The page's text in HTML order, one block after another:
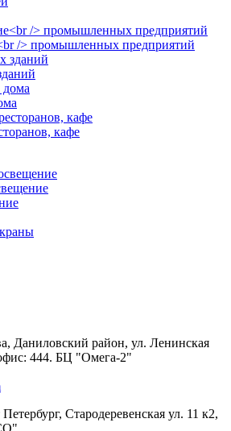
/> промышленных предприятий
кафе
Даниловский район, ул. Ленинская
444. БЦ "Омега-2"
Стародеревенская ул. 11 к2,